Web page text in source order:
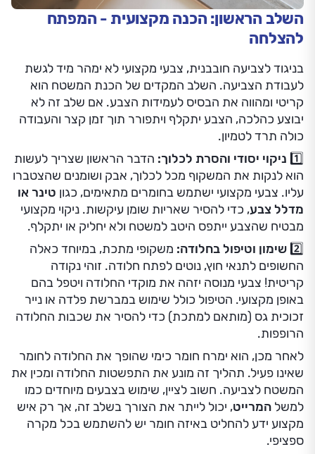
השלב הראשון: הכנה מקצועית - המפתח
להצלחה
בניגוד לצביעה חובבנית, צבעי מקצועי לא ימהר מיד לגשת
לעבודת הצביעה. השלב המקדים של הכנת המשטח הוא
קריטי ומהווה את הבסיס לעמידות הצבע. אם שלב זה לא
יבוצע כהלכה, הצבע יתקלף ויתפורר תוך זמן קצר והעבודה
כולה תרד לטמיון.
1️⃣ ניקוי יסודי והסרת לכלוך:
הדבר הראשון שצריך לעשות
הוא לנקות את המשקוף מכל לכלוך, אבק ושומנים שהצטברו
עליו. צבעי מקצועי ישתמש בחומרים מתאימים, כגון טינר או
מדלל צבע, כדי להסיר שאריות שומן עיקשות. ניקוי מקצועי
מבטיח שהצבע ייתפס היטב למשטח ולא יחליק או יתקלף.
2️⃣ שימון וטיפול בחלודה:
משקופי מתכת, במיוחד כאלה
החשופים לתנאי חוץ, נוטים לפתח חלודה. זוהי נקודה
קריטית! צבעי מנוסה יזהה את מוקדי החלודה ויטפל בהם
באופן מקצועי. הטיפול כולל שימוש במברשת פלדה או נייר
זכוכית גס (מותאם למתכת) כדי להסיר את שכבות החלודה
הרופפות.
לאחר מכן, הוא ימרח חומר כימי שהופך את החלודה לחומר
שאינו פעיל. תהליך זה מונע את התפשטות החלודה ומכין את
המשטח לצביעה. חשוב לציין, שימוש בצבעים מיוחדים כמו
למשל המרייט, יכול לייתר את הצורך בשלב זה, אך רק איש
מקצוע ידע להחליט באיזה חומר יש להשתמש בכל מקרה
ספציפי.